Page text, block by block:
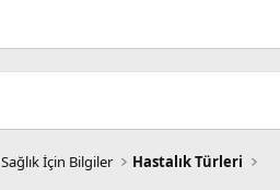
Sağlık İçin Bilgiler Hastalık Türleri